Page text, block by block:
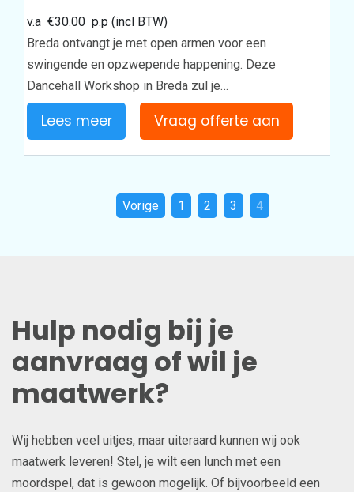
v.a€30.00 p.p (incl BTW)
Breda ontvangt je met open armen voor een
swingende en opzwepende happening. Deze
Dancehall Workshop in Breda zul je…
Lees meer Vraag offerte aan
Vorige 1 2 3 4
Hulp nodig bij je
aanvraag of wil je
maatwerk?
Wij hebben veel uitjes, maar uiteraard kunnen wij ook
maatwerk leveren! Stel, je wilt een lunch met een
moordspel, dat is gewoon mogelijk. Of bijvoorbeeld een